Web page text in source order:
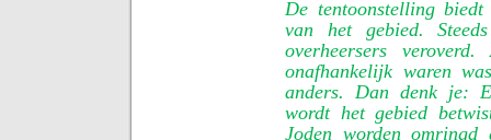
De tentoonstelling
van het gebied.
overheersers
onafhankelijk waren
anders. Dan denk je:
wordt het gebied
Joden worden